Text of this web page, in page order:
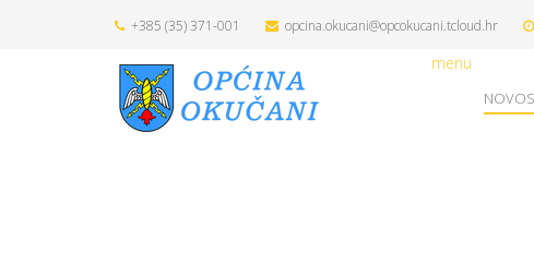
+385 (35) 371-001 opcina.okucani@opcokucani.tcloud.hr
menu